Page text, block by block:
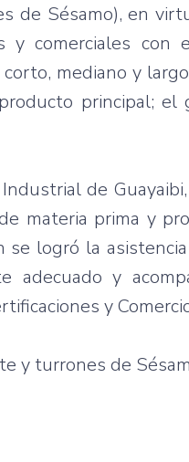
de Sésamo), en
ycomerciales con
corto, mediano y largo
producto principal; el
Industrial de Guayaibi
materia prima y
se logró laasistencia
adecuado y
y
y turrones de